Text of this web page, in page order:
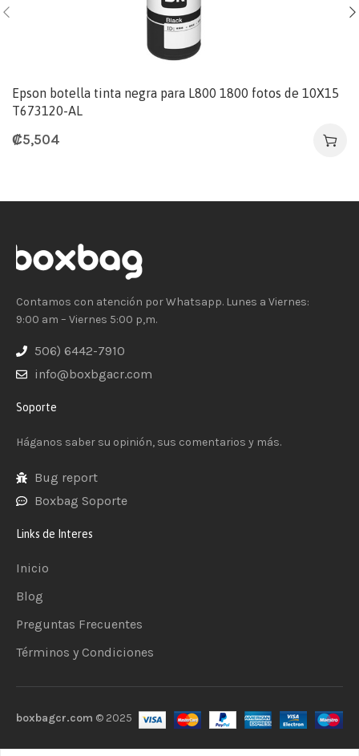
Epson botella tinta negra para L800 1800 fotos de 10X15
T673120-AL
₡5,504
Contamos con atención por Whatsapp. Lunes a Viernes:
9:00 am – Viernes 5:00 p,m.
506) 6442-7910
info@boxbgacr.com
Soporte
Háganos saber su opinión, sus comentarios y más.
Bug report
Boxbag Soporte
Links de Interes
Inicio
Blog
Preguntas Frecuentes
Términos y Condiciones
boxbagcr.com © 2025